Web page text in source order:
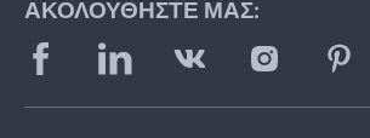
ΑΚΟΛΟΥΘΉΣΤΕ ΜΑΣ: